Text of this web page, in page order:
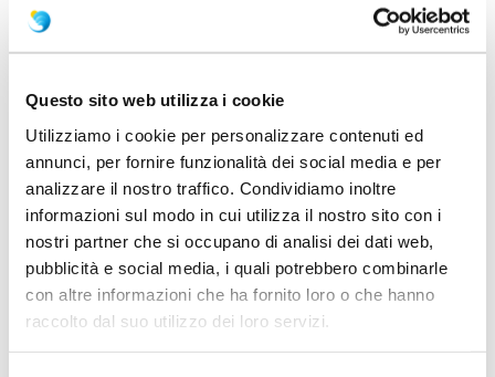
Questo sito web utilizza i cookie
Utilizziamo i cookie per personalizzare contenuti ed
annunci, per fornire funzionalità dei social media e per
analizzare il nostro traffico. Condividiamo inoltre
informazioni sul modo in cui utilizza il nostro sito con i
nostri partner che si occupano di analisi dei dati web,
pubblicità e social media, i quali potrebbero combinarle
con altre informazioni che ha fornito loro o che hanno
raccolto dal suo utilizzo dei loro servizi.
Scopri
Autobus Regionali